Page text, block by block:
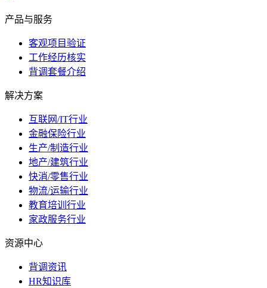
产品与服务
客观项目验证
工作经历核实
背调套餐介绍
解决方案
互联网/IT行业
金融保险行业
生产/制造行业
地产/建筑行业
快消/零售行业
物流/运输行业
教育培训行业
家政服务行业
资源中心
背调资讯
HR知识库